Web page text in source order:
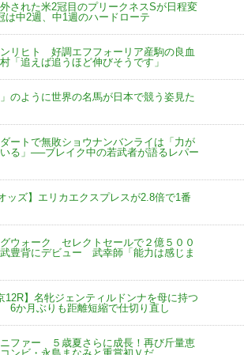
された米2冠目のプリークネスSが日程変
中2週、中1週のハードローテ
ンリヒト 好調エフフォーリア産駒の良血
追えば追うほど伸びそうです」
」のように世界の名馬が日本で競う姿見た
ダートで無敗ショウナンバンライは「力が
る」──ブレイク中の若武者が語るレパー
ッズ】エリカエクスプレスが2.8倍で1番
グウォーク セレクトセールで２億５００
豊背にデビュー 武幸師「能力は感じま
12R】名牝ジェンティルドンナを母に持つ
6か月ぶりも距離短縮で仕切り直し
ニファー ５歳夏さらに成長！再び斤量恵